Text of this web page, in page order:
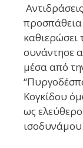
καθιερώσει
συνάντησε
μέσα από
Κογκίδου
ως
ισοδυνάμου.